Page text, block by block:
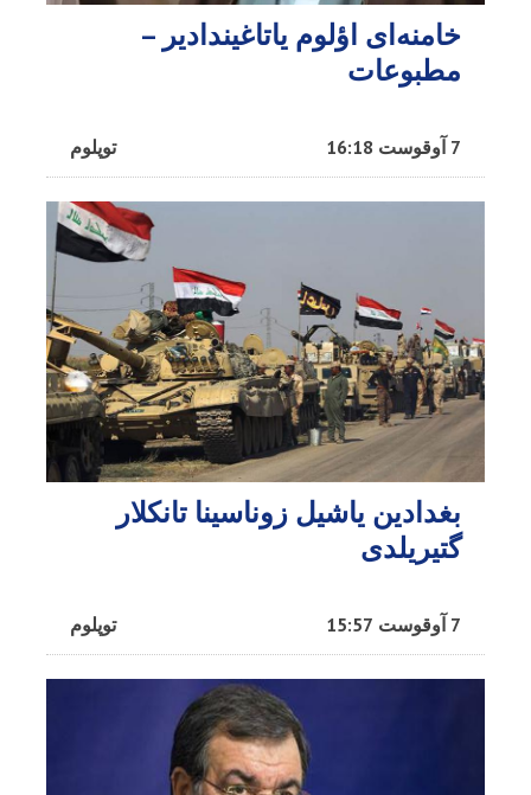
خامنه‌ای اؤلوم یاتاغیندادیر –
مطبوعات
توپلوم 7 آوقوست 16:18
بغدادین یاشیل زوناسینا تانکلار
گتیریلدی
توپلوم 7 آوقوست 15:57